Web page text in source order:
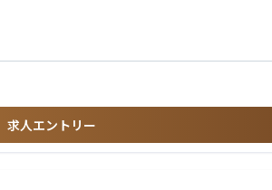
求人エントリー